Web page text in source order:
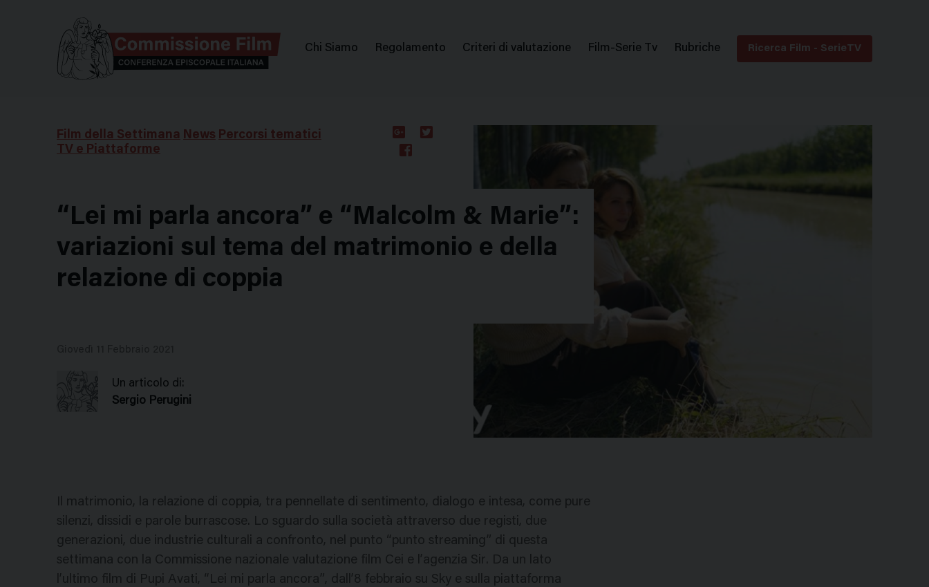
Menu
Chi Siamo Regolamento Criteri di valutazione Film-Serie Tv Rubriche Ricerca Film - SerieTV
Film della Settimana News Percorsi tematici
TV e Piattaforme
Google
Plus
“Lei mi parla ancora” e “Malcolm & Marie”:
variazioni sul tema del matrimonio e della
relazione di coppia
Un articolo di:
Sergio Perugini
Il matrimonio, la relazione di coppia, tra pennellate di sentimento, dialogo e intesa, come pure
silenzi, dissidi e parole burrascose. Lo sguardo sulla società attraverso due registi, due
generazioni, due industrie culturali a confronto, nel punto “punto streaming” di questa
settimana con la Commissione nazionale valutazione film Cei e l’agenzia Sir. Da un lato
l’ultimo film di Pupi Avati, “Lei mi parla ancora”, dall’8 febbraio su Sky e sulla piattaforma